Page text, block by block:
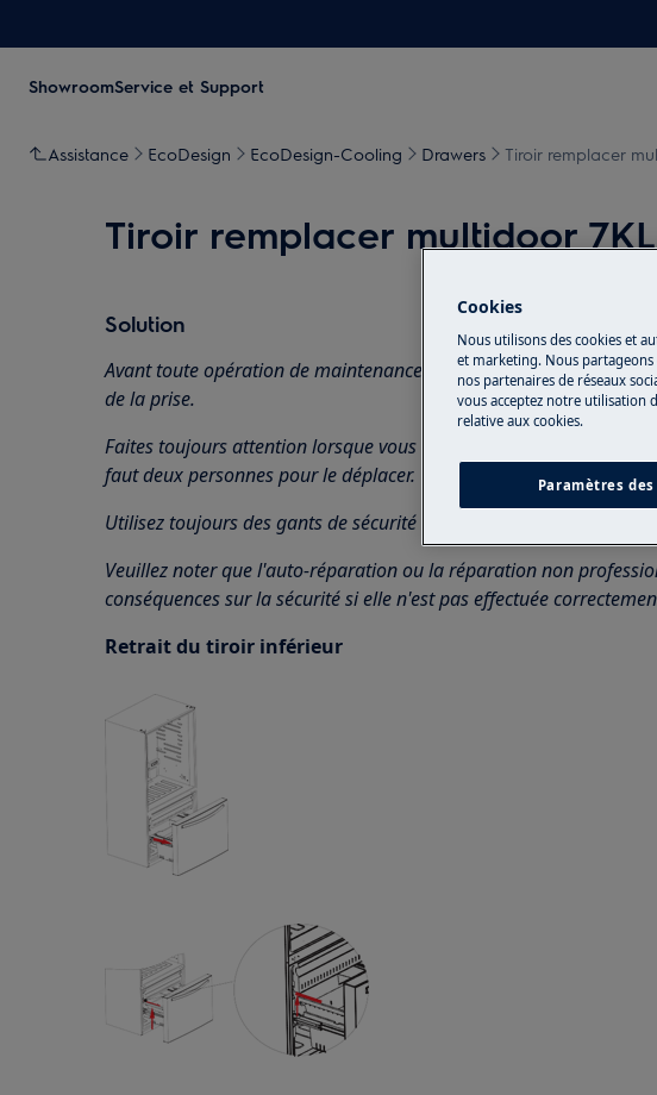
ShowroomService et Support
Assistance EcoDesign EcoDesign-Cooling Drawers Tiroir remplacer
Tiroir remplacer multidoor 7KL
Solution
Avant toute opération de maintenance, éteignez l'appareil et
de la prise.
Faites toujours attention lorsque vous déplacez des appareils,
faut deux personnes pour le déplacer.
Utilisez toujours des gants de sécurité et des chaussures fermées.
Veuillez noter que l'auto-réparation ou la réparation non
conséquences sur la sécurité si elle n'est pas effectuée
Retrait du tiroir inférieur
Cookies
Nous utilisons des cookies et
et marketing. Nous
nos partenaires de réseaux
vous acceptez notre utilisation
relative aux cookies.
Paramètres